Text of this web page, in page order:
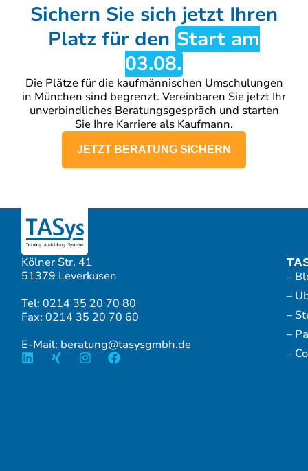
Sichern Sie sich jetzt Ihren
Platz für den Start am
03.08.
Die Plätze für die kaufmännischen Umschulungen
in München sind begrenzt. Vereinbaren Sie jetzt Ihr
unverbindliches Beratungsgespräch und starten
Sie Ihre Karriere als Kaufmann.
JETZT BERATUNG SICHERN
Kölner Str. 41
51379 Leverkusen
Tel: 0214 35 20 70 80
Fax: 0214 35 20 70 60
E-Mail: beratung@tasysgmbh.de
–
–
–
–
–